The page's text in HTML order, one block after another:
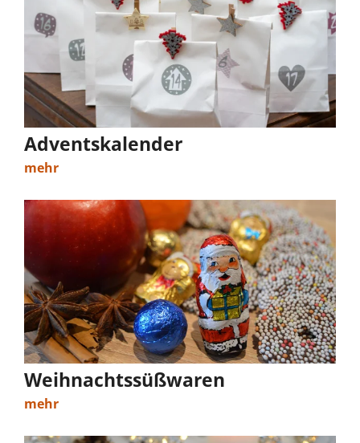
Adventskalender
mehr
Weihnachtssüßwaren
mehr